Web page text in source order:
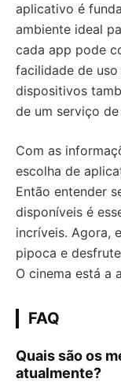
aplicativo é
ambiente ideal
cada app pode
facilidade de
dispositivos
de um serviço
Com as
escolha de
Então entender
disponíveis é
incríveis. Agora,
pipoca e
O cinema está a
FAQ
Quais são os
atualmente?